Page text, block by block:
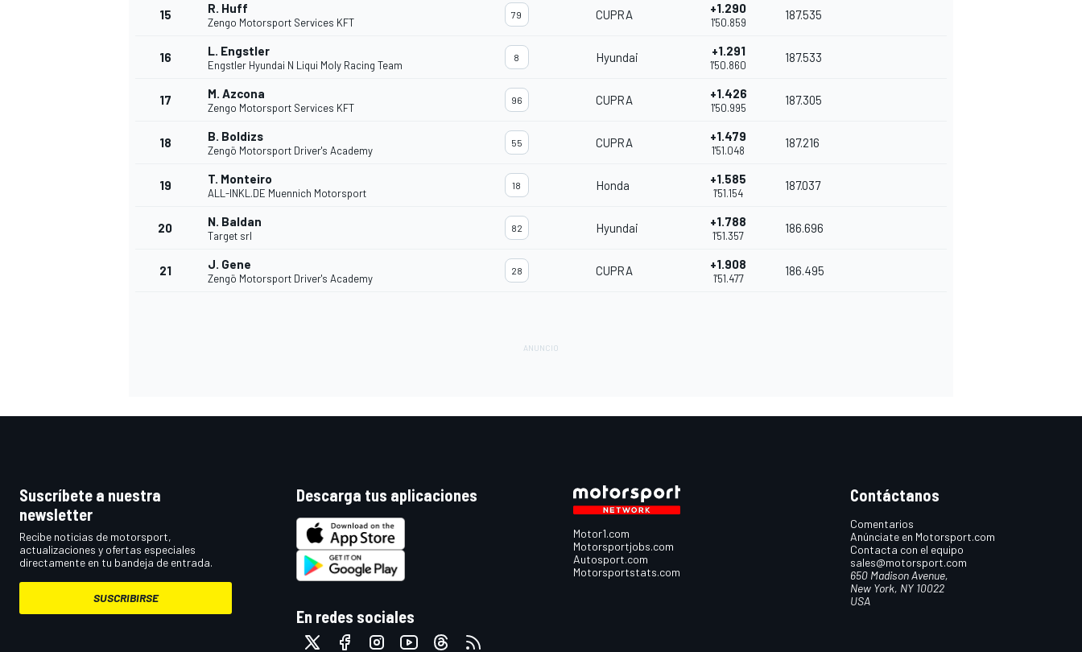
MÁS CATEGORÍAS
15 R. Huff
Zengo Motorsport Services KFT
79 CUPRA +1.290
1'50.859
187.535
16 L. Engstler
Engstler Hyundai N Liqui Moly Racing Team
8 Hyundai +1.291
1'50.860
187.533
17 M. Azcona
Zengo Motorsport Services KFT
96 CUPRA +1.426
1'50.995
187.305
18 B. Boldizs
Zengö Motorsport Driver's Academy
55 CUPRA +1.479
1'51.048
187.216
19 T. Monteiro
ALL-INKL.DE Muennich Motorsport
18 Honda +1.585
1'51.154
187.037
20 N. Baldan
Target srl
82 Hyundai +1.788
1'51.357
186.696
21 J. Gene
Zengö Motorsport Driver's Academy
28 CUPRA +1.908
1'51.477
186.495
Suscríbete a nuestra
newsletter
Recibe noticias de motorsport,
actualizaciones y ofertas especiales
directamente en tu bandeja de entrada.
SUSCRIBIRSE
Descarga tus aplicaciones
En redes sociales
Motor1.com
Motorsportjobs.com
Autosport.com
Motorsportstats.com
Contáctanos
Comentarios
Anúnciate en Motorsport.com
Contacta con el equipo
sales@motorsport.com
650 Madison Avenue,
New York, NY 10022
USA